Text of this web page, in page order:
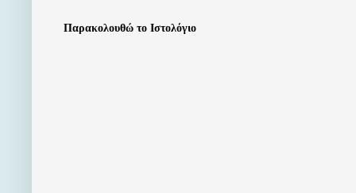
Παρακολουθώ το Ιστολόγιο